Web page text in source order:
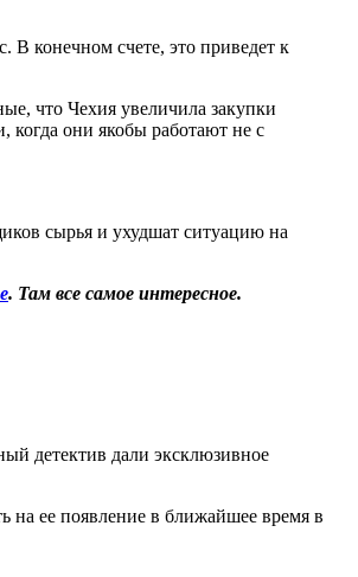
В конечном счете, это приведет к
что Чехия увеличила закупки
когда они якобы работают не с
сырья и ухудшат ситуацию на
. Там все самое интересное.
детектив дали эксклюзивное
на ее появление в ближайшее время в